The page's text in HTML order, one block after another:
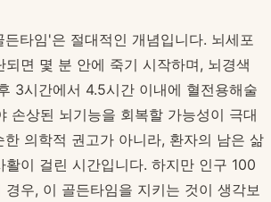
타임'은 절대적인 개념입니다. 뇌세포
되면 몇 분 안에 죽기 시작하며, 뇌경색
3시간에서 4.5시간 이내에 혈전용해술
손상된 뇌기능을 회복할 가능성이 극대
한 의학적 권고가 아니라, 환자의 남은 삶
활이 걸린 시간입니다. 하지만 인구 100
경우, 이 골든타임을 지키는 것이 생각보